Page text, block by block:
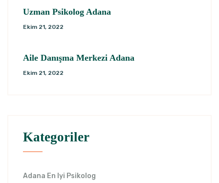
Uzman Psikolog Adana
Ekim 21, 2022
Aile Danışma Merkezi Adana
Ekim 21, 2022
Kategoriler
Adana En Iyi Psikolog